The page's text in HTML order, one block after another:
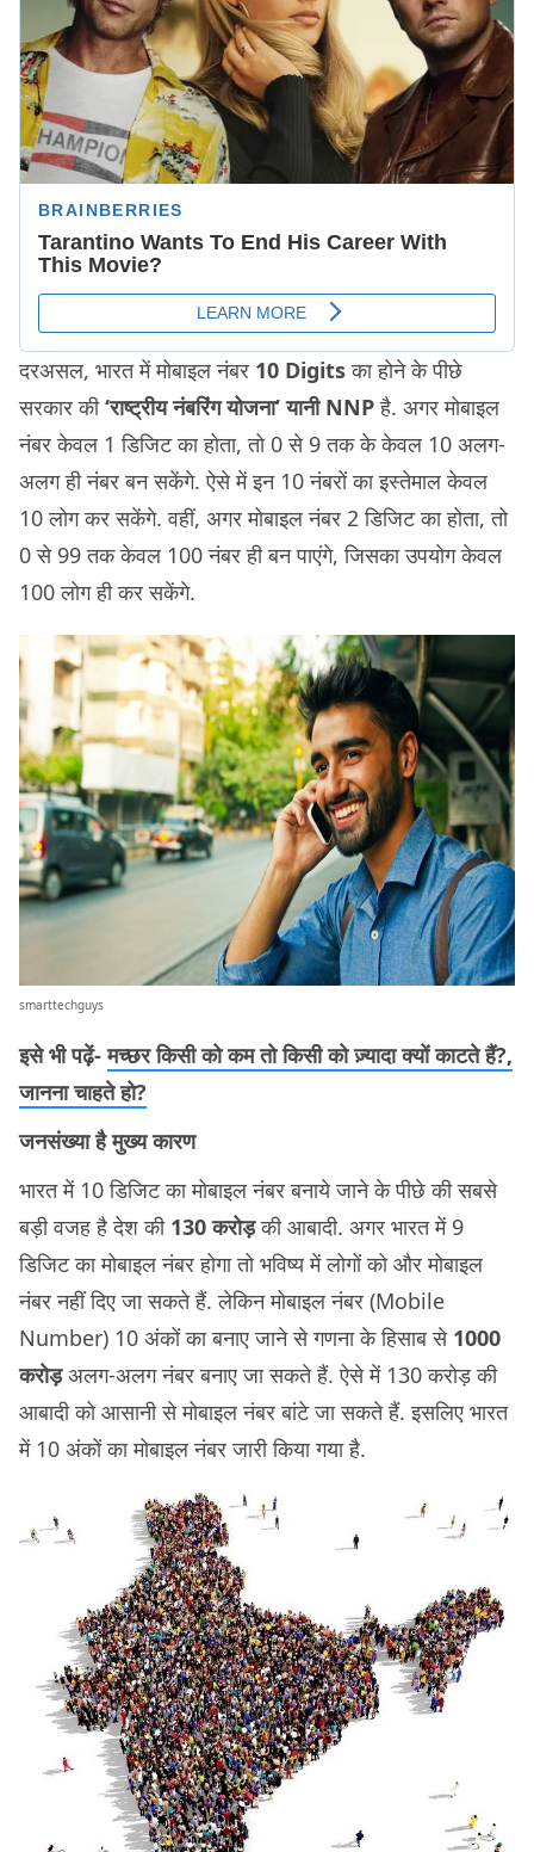
दरअसल, भारत में मोबाइल नंबर 10 Digitsका होने के पीछे
सरकार की‘राष्ट्रीय नंबरिंग योजना’ यानी NNPहै. अगर मोबाइल
नंबर केवल 1 डिजिट का होता, तो 0 से 9 तक के केवल 10 अलग-
अलग ही नंबर बन सकेंगे. ऐसे में इन 10 नंबरों का इस्तेमाल केवल
10 लोग कर सकेंगे. वहीं, अगर मोबाइल नंबर 2 डिजिट का होता, तो
0 से 99 तक केवल 100 नंबर ही बन पाएंगे, जिसका उपयोग केवल
100 लोग ही कर सकेंगे.
smarttechguys
इसे भी पढ़ें-मच्छर किसी को कम तो किसी को ज़्यादा क्यों काटते हैं?,
जानना चाहते हो?
जनसंख्या है मुख्य कारण
भारत में 10 डिजिट का मोबाइल नंबर बनाये जाने के पीछे की सबसे
बड़ी वजह है देश की 130 करोड़की आबादी. अगर भारत में 9
डिजिट का मोबाइल नंबर होगा तो भविष्य में लोगों को और मोबाइल
नंबर नहीं दिए जा सकते हैं. लेकिन मोबाइल नंबर (Mobile
Number) 10 अंकों का बनाए जाने से गणना के हिसाब से 1000
करोड़अलग-अलग नंबर बनाए जा सकते हैं. ऐसे में 130 करोड़ की
आबादी को आसानी से मोबाइल नंबर बांटे जा सकते हैं. इसलिए भारत
में 10 अंकों का मोबाइल नंबर जारी किया गया है.